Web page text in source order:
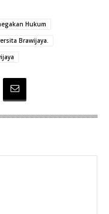
Hukum
Brawijaya.